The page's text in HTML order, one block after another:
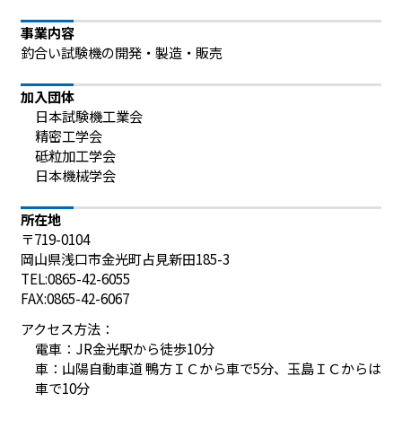
事業内容
釣合い試験機の開発・製造・販売
加入団体
日本試験機工業会
精密工学会
砥粒加工学会
日本機械学会
所在地
〒719-0104
岡山県浅口市金光町占見新田185-3
TEL:0865-42-6055
FAX:0865-42-6067
アクセス方法：
電車：JR金光駅から徒歩10分
車：山陽自動車道 鴨方ＩＣから車で5分、玉島ＩＣからは
車で10分